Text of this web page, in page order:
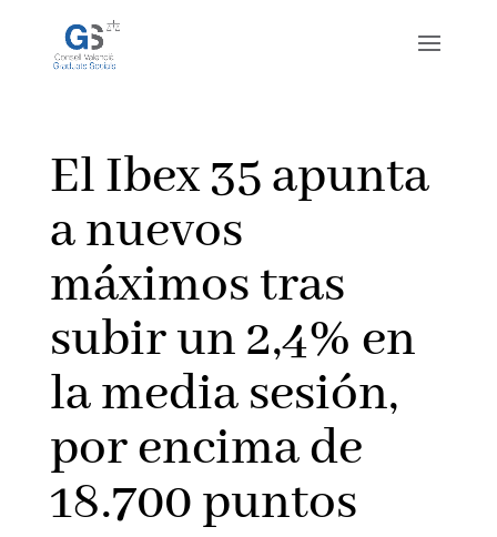
El Ibex 35 apunta
a nuevos
máximos tras
subir un 2,4% en
la media sesión,
por encima de
18.700 puntos